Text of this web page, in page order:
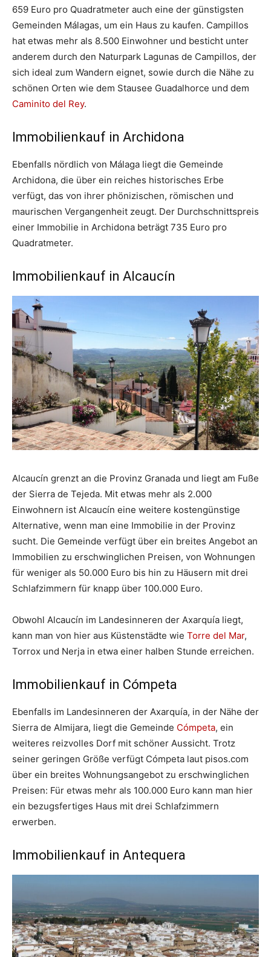
659 Euro pro Quadratmeter auch eine der günstigsten
Gemeinden Málagas, um ein Haus zu kaufen. Campillos
hat etwas mehr als 8.500 Einwohner und besticht unter
anderem durch den Naturpark Lagunas de Campillos, der
sich ideal zum Wandern eignet, sowie durch die Nähe zu
schönen Orten wie dem Stausee Guadalhorce und dem
Caminito del Rey.
Immobilienkauf in Archidona
Ebenfalls nördlich von Málaga liegt die Gemeinde
Archidona, die über ein reiches historisches Erbe
verfügt, das von ihrer phönizischen, römischen und
maurischen Vergangenheit zeugt. Der Durchschnittspreis
einer Immobilie in Archidona beträgt 735 Euro pro
Quadratmeter.
Immobilienkauf in Alcaucín
Alcaucín grenzt an die Provinz Granada und liegt am Fuße
der Sierra de Tejeda. Mit etwas mehr als 2.000
Einwohnern ist Alcaucín eine weitere kostengünstige
Alternative, wenn man eine Immobilie in der Provinz
sucht. Die Gemeinde verfügt über ein breites Angebot an
Immobilien zu erschwinglichen Preisen, von Wohnungen
für weniger als 50.000 Euro bis hin zu Häusern mit drei
Schlafzimmern für knapp über 100.000 Euro.
Obwohl Alcaucín im Landesinneren der Axarquía liegt,
kann man von hier aus Küstenstädte wie Torre del Mar,
Torrox und Nerja in etwa einer halben Stunde erreichen.
Immobilienkauf in Cómpeta
Ebenfalls im Landesinneren der Axarquía, in der Nähe der
Sierra de Almijara, liegt die Gemeinde Cómpeta, ein
weiteres reizvolles Dorf mit schöner Aussicht. Trotz
seiner geringen Größe verfügt Cómpeta laut pisos.com
über ein breites Wohnungsangebot zu erschwinglichen
Preisen: Für etwas mehr als 100.000 Euro kann man hier
ein bezugsfertiges Haus mit drei Schlafzimmern
erwerben.
Immobilienkauf in Antequera